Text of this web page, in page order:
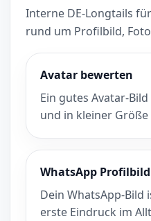
Interne DE-Longtails
rund um Profilbild,
Avatar bewerten
Ein gutes Avatar-
und in kleiner
WhatsApp
Dein WhatsApp-
erste Eindruck im